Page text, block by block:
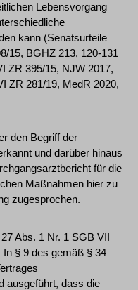
Lebensvorgang
kann (Senatsurteile
15, BGHZ 213, 120-131
ZR 395/15, NJW 2017,
ZR 281/19, MedR 2020,
den Begriff der
und darüber hinaus
für die
Maßnahmen hier zu
zugesprochen.
Abs. 1 Nr. 1 SGB VII
In § 9 des gemäß § 34
ausgeführt, dass die